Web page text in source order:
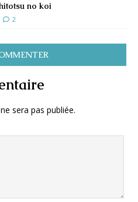
no koi
2
sera pas publiée.